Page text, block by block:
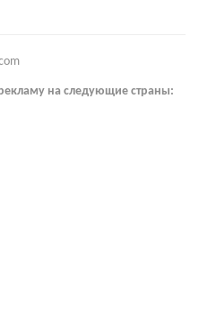
на следующие страны: